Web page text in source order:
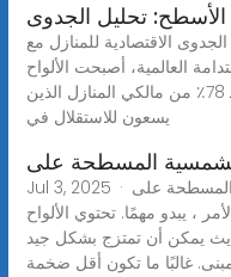
تحليل الجدوى
الاقتصادية للمنازل مع
العالمية، أصبحت الألواح
الشمسية على الأسطح خياراً حاسماً لـ 78٪ من مالكي المنازل الذين
يسعون للاستقلال في
المسطحة على
Jul 3, 2025 · ما هي مزايا وعيوب الألواح الشمسية المسطحة على
الأمر ، يبدو مهمًا. تحتوي الألواح
يمكن أن تمتزج بشكل جيد
غالبًا ما تكون أقل ضخمة